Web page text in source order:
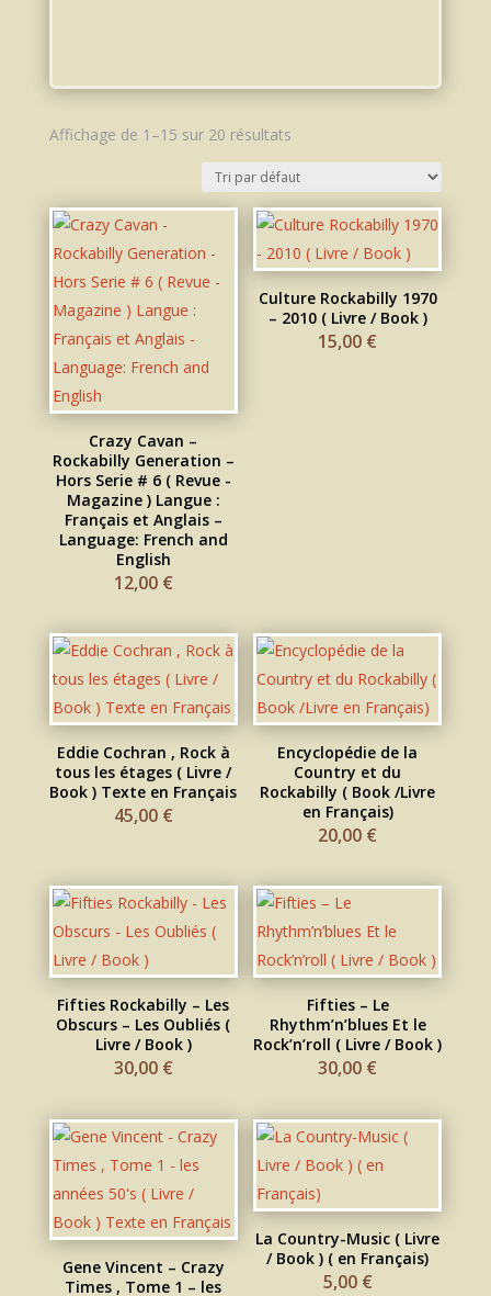
Affichage de 1–15 sur 20 résultats
Crazy Cavan –
Rockabilly Generation –
Hors Serie # 6 ( Revue -
Magazine ) Langue :
Français et Anglais –
Language: French and
English
12,00 €
Culture Rockabilly 1970
– 2010 ( Livre / Book )
15,00 €
Eddie Cochran , Rock à
tous les étages ( Livre /
Book ) Texte en Français
45,00 €
Encyclopédie de la
Country et du
Rockabilly ( Book /Livre
en Français)
20,00 €
Fifties Rockabilly – Les
Obscurs – Les Oubliés (
Livre / Book )
30,00 €
Fifties – Le
Rhythm’n’blues Et le
Rock’n’roll ( Livre / Book )
30,00 €
Gene Vincent – Crazy
Times , Tome 1 – les
La Country-Music ( Livre
/ Book ) ( en Français)
5,00 €